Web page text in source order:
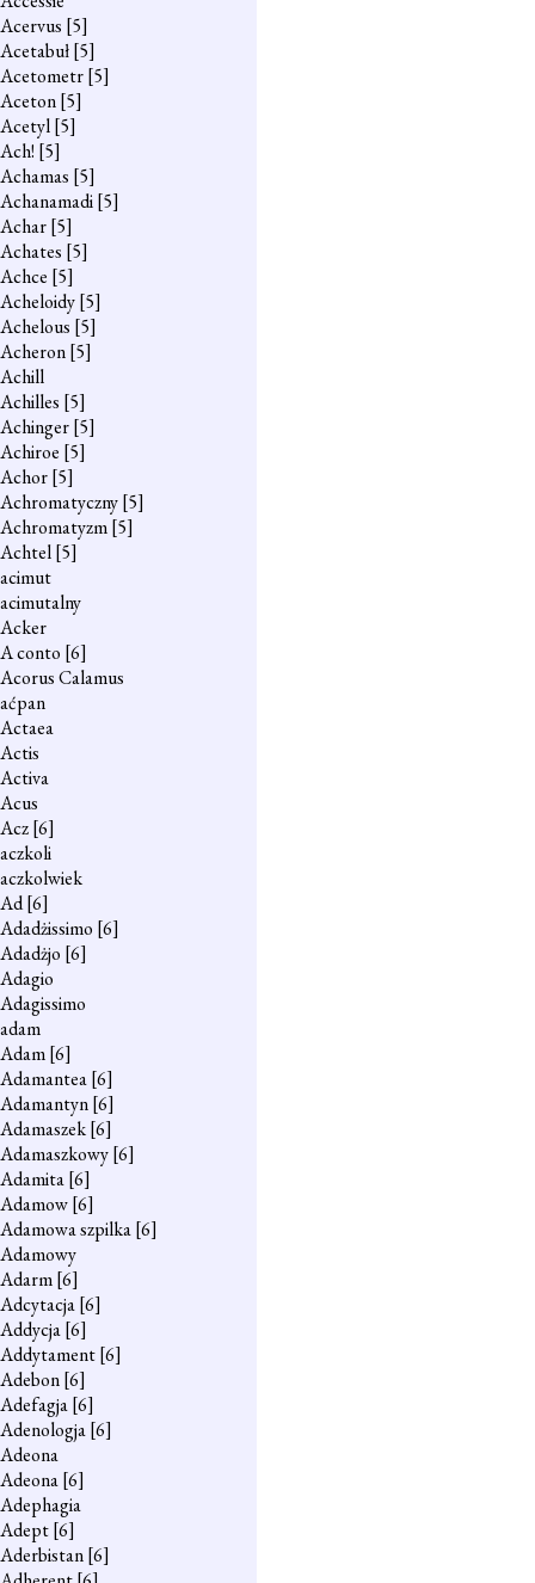
Acervus [5]
Acetabuł[5]
Acetometr[5]
Aceton[5]
Acetyl[5]
Ach! [5]
Achamas [5]
Achanamadi[5]
Achar[5]
Achates [5]
Achce [5]
Acheloidy[5]
Achelous [5]
Acheron[5]
Achill
Achilles [5]
Achinger[5]
Achiroe [5]
Achor[5]
Achromatyczny[5]
Achromatyzm[5]
Achtel[5]
acimut
acimutalny
Acker
A conto [6]
Acorus Calamus
aćpan
Actaea
Actis
Activa
Acus
Acz[6]
aczkoli
aczkolwiek
Ad[6]
Adadżissimo [6]
Adadżjo [6]
Adagio
Adagissimo
adam
Adam[6]
Adamantea[6]
Adamantyn[6]
Adamaszek[6]
Adamaszkowy[6]
Adamita[6]
Adamow[6]
Adamowa szpilka[6]
Adamowy
Adarm[6]
Adcytacja[6]
Addycja[6]
Addytament[6]
Adebon[6]
Adefagja[6]
Adenologja[6]
Adeona
Adeona[6]
Adephagia
Adept[6]
Aderbistan[6]